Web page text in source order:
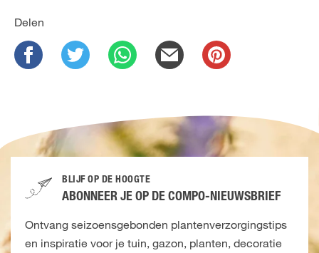
Delen
BLIJF OP DE HOOGTE
ABONNEER JE OP DE COMPO-NIEUWSBRIEF
Ontvang seizoensgebonden plantenverzorgingstips
en inspiratie voor je tuin, gazon, planten, decoratie